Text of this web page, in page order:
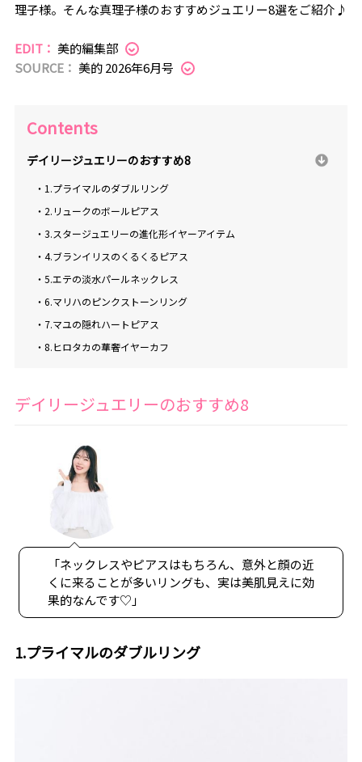
理子様。そんな真理子様のおすすめジュエリー8選をご紹介♪
EDIT： 美的編集部
SOURCE： 美的 2026年6月号
Contents
デイリージュエリーのおすすめ8
・1.プライマルのダブルリング
・2.リュークのボールピアス
・3.スタージュエリーの進化形イヤーアイテム
・4.ブランイリスのくるくるピアス
・5.エテの淡水パールネックレス
・6.マリハのピンクストーンリング
・7.マユの隠れハートピアス
・8.ヒロタカの華奢イヤーカフ
デイリージュエリーのおすすめ8
「ネックレスやピアスはもちろん、意外と顔の近
くに来ることが多いリングも、実は美肌見えに効
果的なんです♡」
1.プライマルのダブルリング